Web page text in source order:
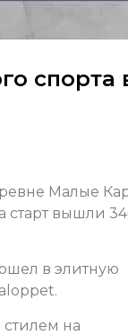
спорта
Малые
вышли
в элитную
на